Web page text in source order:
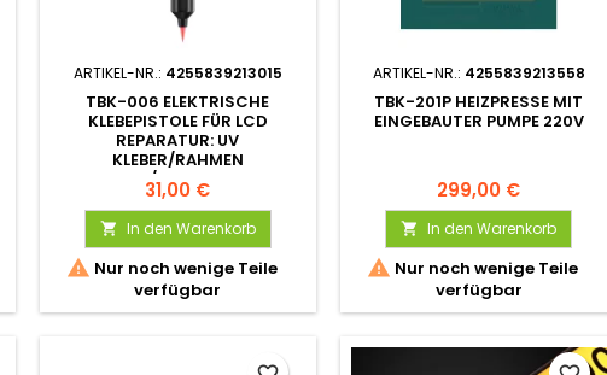
ARTIKEL-NR.: 4255839213015
TBK-006 ELEKTRISCHE
KLEBEPISTOLE FÜR LCD
REPARATUR: UV
KLEBER/RAHMEN
KLEBER/VERZINNUNG
31,00 €
 In den Warenkorb
 Nur noch wenige Teile
verfügbar
ARTIKEL-NR.: 4255839213558
TBK-201P HEIZPRESSE MIT
EINGEBAUTER PUMPE 220V
299,00 €
 In den Warenkorb
 Nur noch wenige Teile
verfügbar